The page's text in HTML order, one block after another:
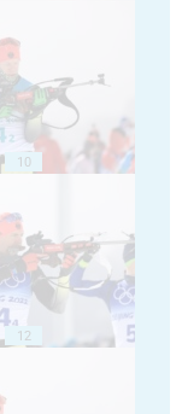
10
12